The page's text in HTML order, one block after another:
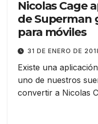
Nicolas Cage
de Superman
para móviles
31 DE ENERO DE
Existe una
uno de nuestros
convertir a Nicolas